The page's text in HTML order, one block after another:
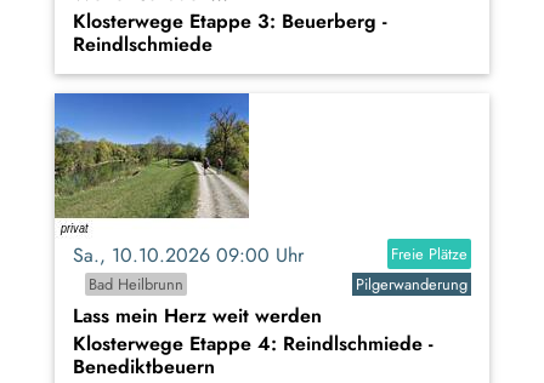
Klosterwege Etappe 3: Beuerberg -
Reindlschmiede
Sa., 10.10.2026 09:00 Uhr
Freie Plätze
Bad Heilbrunn
Pilgerwanderung
Lass mein Herz weit werden
Klosterwege Etappe 4: Reindlschmiede -
Benediktbeuern